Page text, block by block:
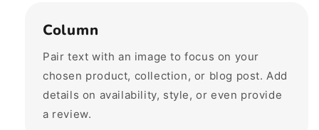
Column
Pair text with an image to focus on your
chosen product, collection, or blog post. Add
details on availability, style, or even provide
a review.